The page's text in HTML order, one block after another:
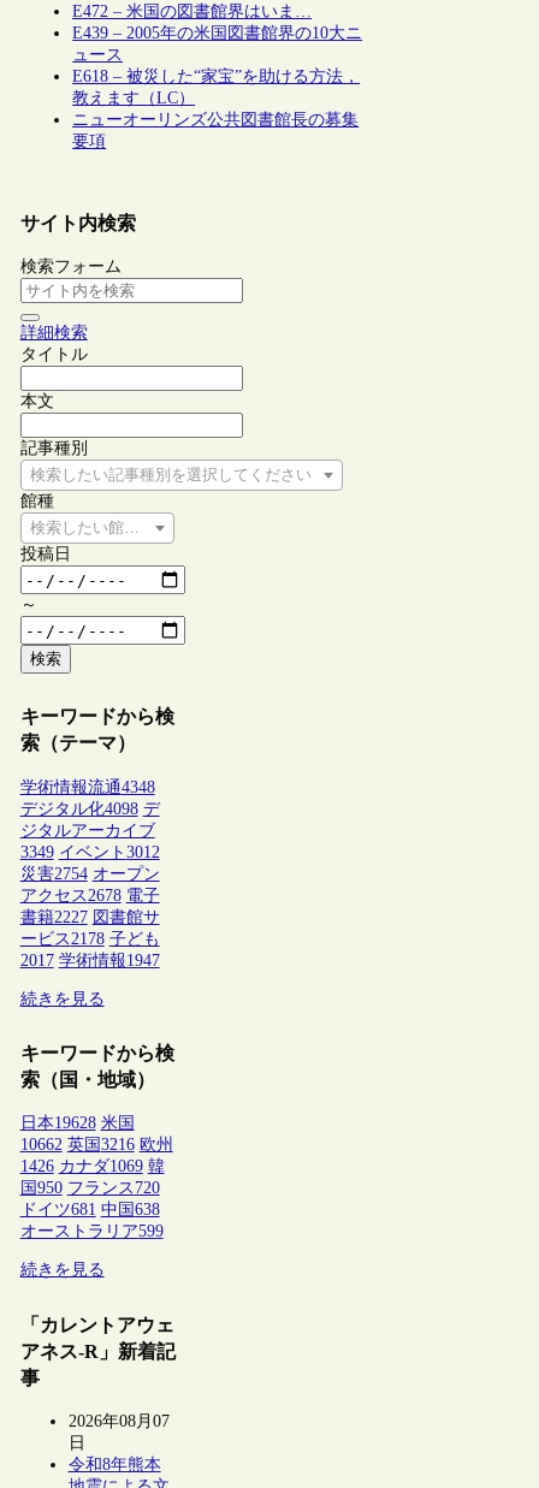
E472 – 米国の図書館界はいま…
E439 – 2005年の米国図書館界の10大ニ
ュース
E618 – 被災した“家宝”を助ける方法，
教えます（LC）
ニューオーリンズ公共図書館長の募集
要項
サイト内検索
検索フォーム
詳細検索
タイトル
本文
記事種別
検索したい記事種別を選択してください
館種
検索したい館種を選択してください
投稿日
～
検索
キーワードから検
索（テーマ）
学術情報流通4348
デジタル化4098 デ
ジタルアーカイブ
3349 イベント 3012
災害2754 オープン
アクセス 2678 電子
書籍2227 図書館サ
ービス 2178 子ども
2017 学術情報1947
続きを見る
キーワードから検
索（国・地域）
日本19628 米国
10662 英国 3216 欧州
1426 カナダ1069 韓
国 950 フランス 720
ドイツ681 中国 638
オーストラリア599
続きを見る
「カレントアウェ
アネス-R」新着記
事
2026年08月07
日
令和8年熊本